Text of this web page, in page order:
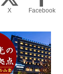
X Facebook